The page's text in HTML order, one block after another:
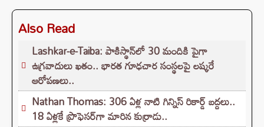
Also Read
Lashkar-e-Taiba: పాకిస్థాన్‌లో 30 మందికి పైగా
ఉగ్రవాదులు ఖతం.. భారత గూఢచార సంస్థలపై లష్కరే
ఆరోపణలు..
Nathan Thomas: 306 ఏళ్ల నాటి గిన్నిస్ రికార్డ్ బద్దలు..
18 ఏళ్లకే ప్రొఫెసర్‌గా మారిన కుర్రాడు..